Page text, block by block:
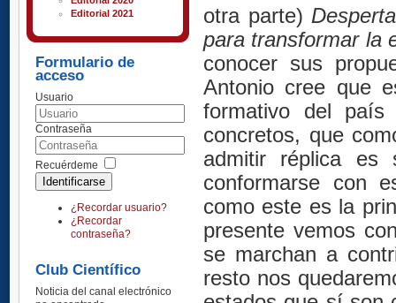
Editorial 2021
Formulario de
acceso
Usuario
Contraseña
Recuérdeme
Identificarse
¿Recordar usuario?
¿Recordar
contraseña?
Club Científico
Noticia del canal electrónico
otra parte)
para transformar
conocer sus
Antonio cree que
formativo del
concretos, que
admitir réplica es
conformarse con
como este es la
presente vemos
se marchan a
resto nos